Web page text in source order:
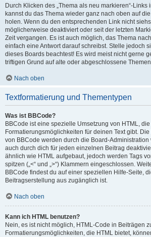
Durch Klicken des „Thema als neu markieren“-Links
kannst du das Thema wieder ganz nach oben auf
holen. Wenn du den entsprechenden Link nicht
möglicherweise deaktiviert oder seit der letzten
Zeit vergangen. Es ist auch möglich, das Thema
einfach eine Antwort darauf schreibst. Stelle jedoch
dieses Boards beachtest! Es wird meist nicht gerne
triftigen Grund auf alte oder abgeschlossene
Nach oben
Textformatierung und Thementypen
Was ist BBCode?
BBCode ist eine spezielle Umsetzung von HTML,
Formatierungsmöglichkeiten für deinen Text gibt.
von BBCode werden durch die Board-
auch durch dich für jeden einzelnen Beitrag
ähnlich wie HTML aufgebaut, jedoch werden Tags
spitzen („<“ und „>“) Klammern eingeschlossen.
BBCode findest du auf einer speziellen Hilfe-Seite,
Beitragserstellung aus zugänglich ist.
Nach oben
Kann ich HTML benutzen?
Nein, es ist nicht möglich, HTML-Code in Beiträgen
Formatierungsmöglichkeiten, die HTML bietet,